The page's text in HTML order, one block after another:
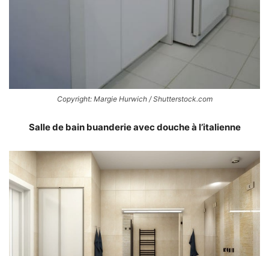
Copyright: Margie Hurwich / Shutterstock.com
Salle de bain buanderie avec douche à l’italienne